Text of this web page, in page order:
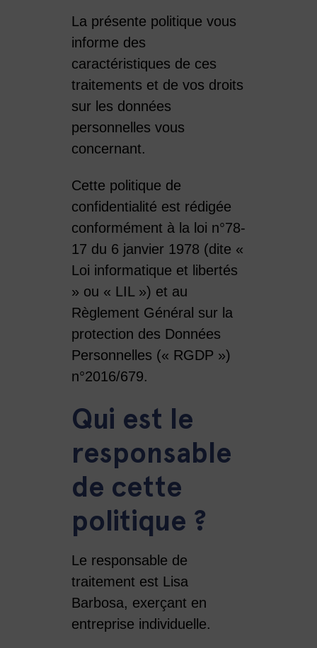
La présente politique vous
informe des
caractéristiques de ces
traitements et de vos droits
sur les données
personnelles vous
concernant.
Cette politique de
confidentialité est rédigée
conformément à la loi n°78-
17 du 6 janvier 1978 (dite «
Loi informatique et libertés
» ou « LIL ») et au
Règlement Général sur la
protection des Données
Personnelles (« RGDP »)
n°2016/679.
Qui est le
responsable
de cette
politique ?
Le responsable de
traitement est Lisa
Barbosa, exerçant en
entreprise individuelle.